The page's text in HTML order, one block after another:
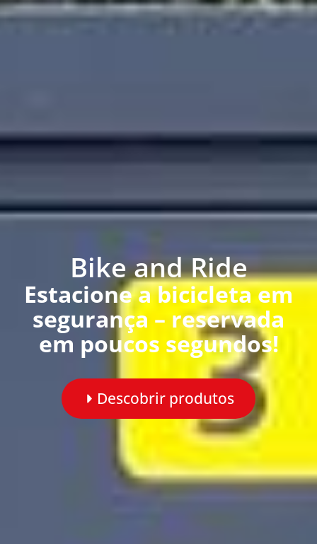
Bike and Ride
Estacione a bicicleta em
segurança – reservada
em poucos segundos!
Descobrir produtos